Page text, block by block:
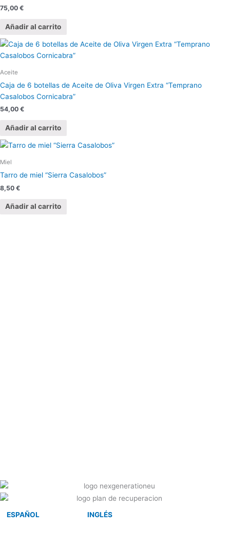
75,00 €
Añadir al carrito
Aceite
Caja de 6 botellas de Aceite de Oliva Virgen Extra “Temprano
Casalobos Cornicabra”
54,00 €
Añadir al carrito
Miel
Tarro de miel “Sierra Casalobos”
8,50 €
Añadir al carrito
ESPAÑOL INGLÉS